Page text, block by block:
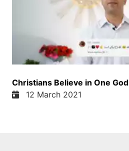
Christians Believe in One God
12 March 2021